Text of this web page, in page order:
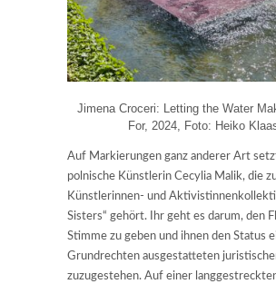
Jimena Croceri: Letting the Water
For, 2024, Foto: Heiko
Auf Markierungen ganz anderer Art
polnische Künstlerin Cecylia Malik, die
Künstlerinnen- und
Sisters“ gehört. Ihr geht es darum, den
Stimme zu geben und ihnen den Status
Grundrechten ausgestatteten
zuzugestehen. Auf einer